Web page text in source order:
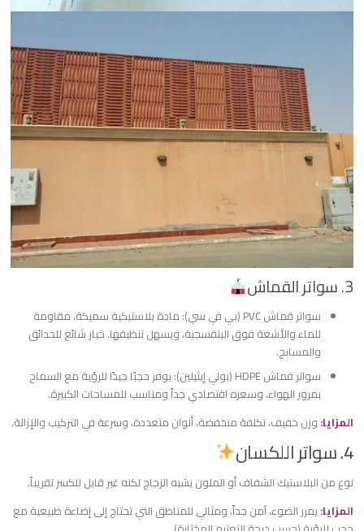
​3. سواتر القماش
​سواتر قماش PVC (بي في سي): مادة بلاستيكية سميكة، مقاومة
للماء والأشعة فوق البنفسجية، ويسهل تنظيفها. خيار شائع للحدائق
والمسابح.
​سواتر قماش HDPE (بولي إيثيلين): يوفر حجبًا جيدًا للرؤية مع السماح
بمرور الهواء، وسعره اقتصادي جداً ومناسب للمساحات الكبيرة.
​المزايا: وزن خفيف، تكلفة منخفضة، ألوان متعددة، وسرعة في التركيب والإزالة.
​4. سواتر اللكسان
​نوع من البلاستيك الشفاف أو الملون يشبه الزجاج لكنه غير قابل للكسر تقريباً.
​المزايا:يمرر الضوء، آمن جداً، ومثالي للمناطق التي تحتاج إلى إضاءة طبيعية مع